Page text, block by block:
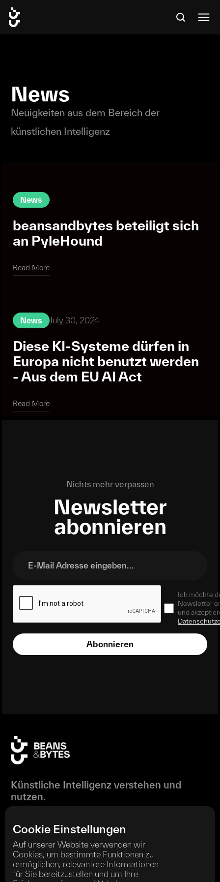
News
Neuigkeiten aus dem Bereich der
künstlichen Intelligenz
News
beansandbytes beteiligt sich
an PyleHound
Read More
Read More
News July 30, 2024
Diese KI-Systeme dürfen in
Europa nicht benutzt werden
- Aus dem EU AI Act
Read More
Read More
Nichts mehr verpassen
Newsletter
abonnieren
Ich möchte
Newsletter
und
Künstliche Intelligenz verstehen und
nutzen.
Wir sind ordentliches Mitglied im
Cookie Einstellungen
Auf unserer Website verwenden wir
Cookies, um bestimmte Funktionen zu
ermöglichen, relevantere Informationen
für Sie bereitzustellen und um Ihre